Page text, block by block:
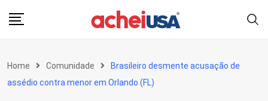
Home Comunidade
Brasileiro desmente acusação de
assédio contra menor em Orlando (FL)